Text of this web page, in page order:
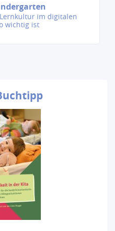
im digitalen
wichtig ist